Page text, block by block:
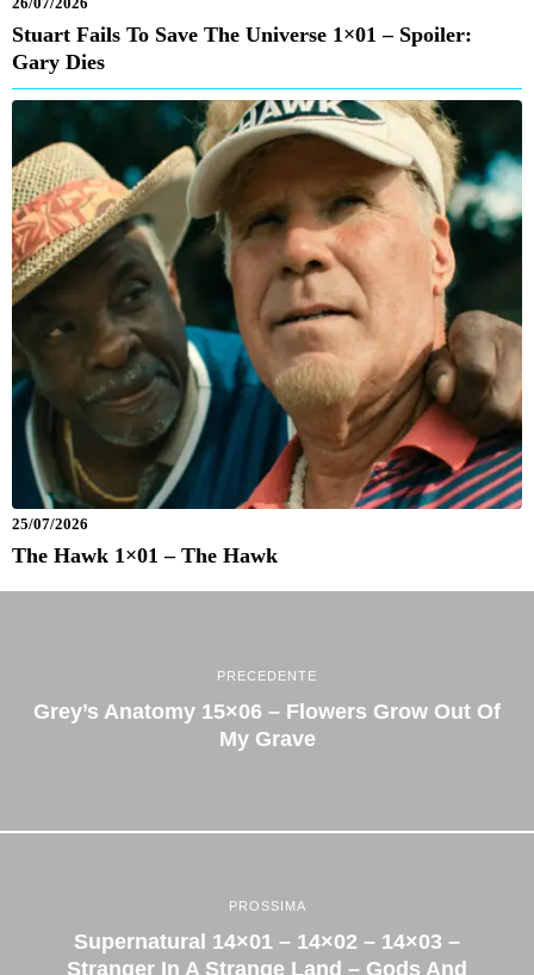
26/07/2026
Stuart Fails To Save The Universe 1×01 – Spoiler:
Gary Dies
25/07/2026
The Hawk 1×01 – The Hawk
PRECEDENTE
Grey’s Anatomy 15×06 – Flowers Grow Out Of
My Grave
PROSSIMA
Supernatural 14×01 – 14×02 – 14×03 –
Stranger In A Strange Land – Gods And